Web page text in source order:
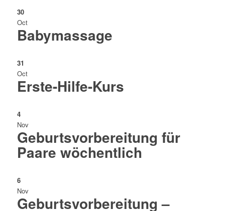
30
Oct
Babymassage
31
Oct
Erste-Hilfe-Kurs
4
Nov
Geburtsvorbereitung für
Paare wöchentlich
6
Nov
Geburtsvorbereitung –